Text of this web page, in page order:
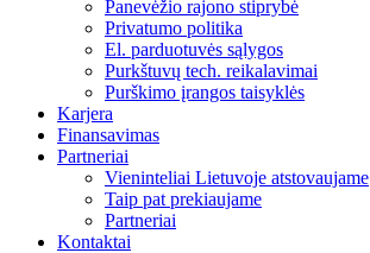
Panevėžio rajono stiprybė
Privatumo politika
El. parduotuvės sąlygos
Purkštuvų tech. reikalavimai
Purškimo įrangos taisyklės
Karjera
Finansavimas
Partneriai
Vieninteliai Lietuvoje atstovaujame
Taip pat prekiaujame
Partneriai
Kontaktai